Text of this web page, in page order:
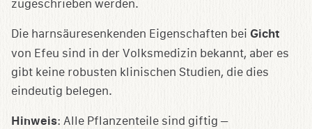
zugeschrieben werden.
Die harnsäuresenkenden Eigenschaften bei Gicht
von Efeu sind in der Volksmedizin bekannt, aber es
gibt keine robusten klinischen Studien, die dies
eindeutig belegen.
Hinweis: Alle Pflanzenteile sind giftig –